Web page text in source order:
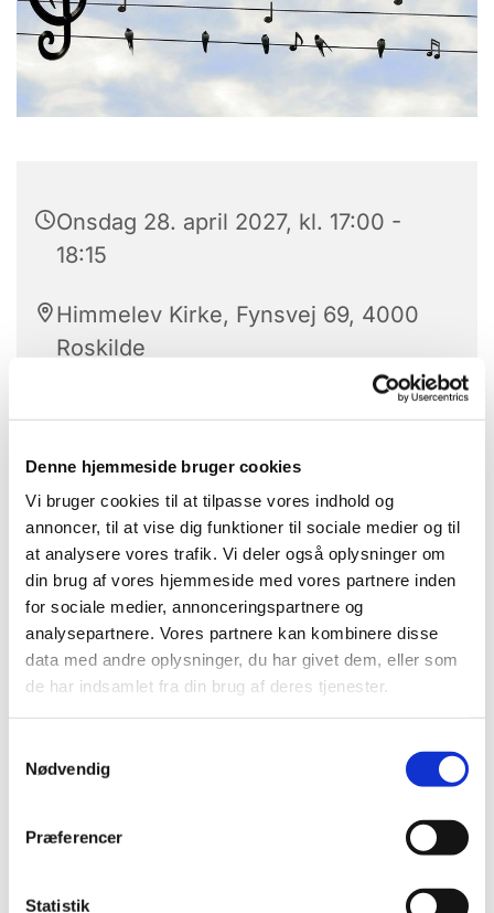
Denne hjemmeside bruger cookies
Vi bruger cookies til at tilpasse vores indhold og
annoncer, til at vise dig funktioner til sociale medier og til
at analysere vores trafik. Vi deler også oplysninger om
din brug af vores hjemmeside med vores partnere inden
for sociale medier, annonceringspartnere og
analysepartnere. Vores partnere kan kombinere disse
data med andre oplysninger, du har givet dem, eller som
de har indsamlet fra din brug af deres tjenester.
Nødvendig
Præferencer
Statistik
Onsdag 28. april 2027, kl. 17:00 -
18:15
Himmelev Kirke, Fynsvej 69, 4000
Roskilde
Koret har plads til både mænd og kvinder, og vi
synger såvel verdsligt som kirkeligt repertoire.
Salmer, viser, årstidssange, som regel i tre-
stemmige udgaver.
Vi optræder 3-5 gange årligt. Oftest selvfølgelig i
kirken, men vi er også åbne for at komme ud og
synge for folk i lokalmiljøet!
Tilmelding og information ved korleder Jakob
Lundbak:jakob@himmelevsogn.dkeller 40 26 33